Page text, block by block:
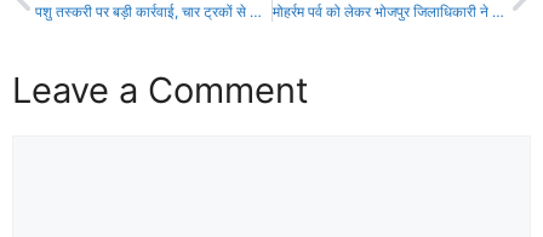
पशु तस्करी पर बड़ी कार्रवाई, चार ट्रकों से सैकड़ों मवेशी बरामद, तीन गिरफ्तार! मोहर्रम पर्व को लेकर भोजपुर जिलाधिकारी ने की महत्वपूर्ण बैठक!
Leave a Comment